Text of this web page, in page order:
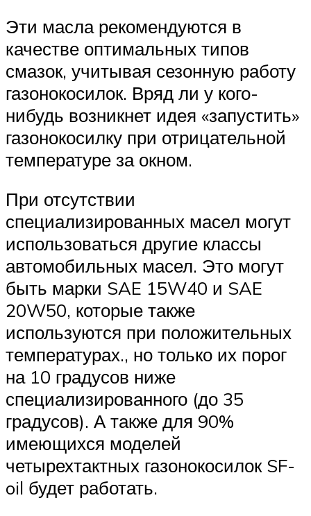
Эти масла рекомендуются в
качестве оптимальных типов
смазок, учитывая сезонную работу
газонокосилок. Вряд ли у кого-
нибудь возникнет идея «запустить»
газонокосилку при отрицательной
температуре за окном.
При отсутствии
специализированных масел могут
использоваться другие классы
автомобильных масел. Это могут
быть марки SAE 15W40 и SAE
20W50, которые также
используются при положительных
температурах., но только их порог
на 10 градусов ниже
специализированного (до 35
градусов). А также для 90%
имеющихся моделей
четырехтактных газонокосилок SF-
oil будет работать.